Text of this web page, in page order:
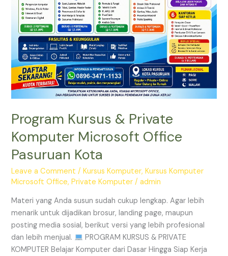
Program Kursus & Private
Komputer Microsoft Office
Pasuruan Kota
Leave a Comment /Kursus Komputer,Kursus Komputer
Microsoft Office,Private Komputer /admin
Materi yang Anda susun sudah cukup lengkap. Agar lebih
menarik untuk dijadikan brosur, landing page, maupun
posting media sosial, berikut versi yang lebih profesional
dan lebih menjual.
PROGRAM KURSUS & PRIVATE
KOMPUTER Belajar Komputer dari Dasar Hingga Siap Kerja